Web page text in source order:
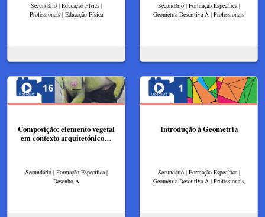
Secundário | Educação Física |
Profissionais | Educação Física
Secundário | Formação Específica |
Geometria Descritiva A | Profissionais
Composição: elemento vegetal
em contexto arquitetónico…
Secundário | Formação Específica |
Desenho A
Introdução à Geometria
Secundário | Formação Específica |
Geometria Descritiva A | Profissionais